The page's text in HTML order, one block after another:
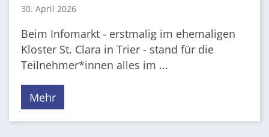
30. April 2026
Beim Infomarkt - erstmalig im ehemaligen
Kloster St. Clara in Trier - stand für die
Teilnehmer*innen alles im ...
Mehr